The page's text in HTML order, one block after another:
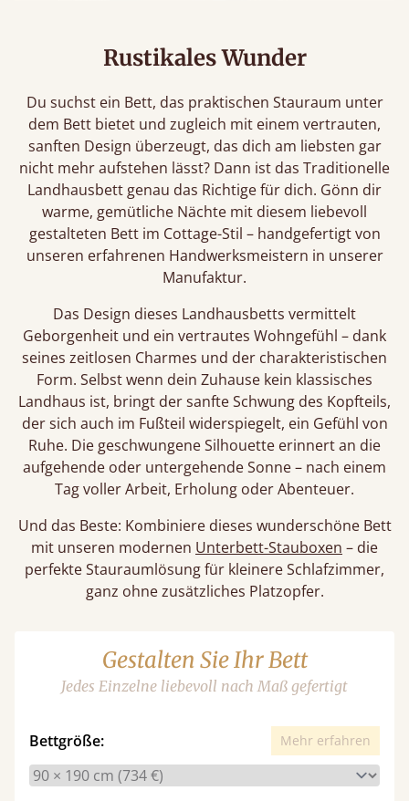
Rustikales Wunder
Du suchst ein Bett, das praktischen Stauraum unter
dem Bett bietet und zugleich mit einem vertrauten,
sanften Design überzeugt, das dich am liebsten gar
nicht mehr aufstehen lässt? Dann ist das Traditionelle
Landhausbett genau das Richtige für dich. Gönn dir
warme, gemütliche Nächte mit diesem liebevoll
gestalteten Bett im Cottage-Stil – handgefertigt von
unseren erfahrenen Handwerksmeistern in unserer
Manufaktur.
Das Design dieses Landhausbetts vermittelt
Geborgenheit und ein vertrautes Wohngefühl – dank
seines zeitlosen Charmes und der charakteristischen
Form. Selbst wenn dein Zuhause kein klassisches
Landhaus ist, bringt der sanfte Schwung des Kopfteils,
der sich auch im Fußteil widerspiegelt, ein Gefühl von
Ruhe. Die geschwungene Silhouette erinnert an die
aufgehende oder untergehende Sonne – nach einem
Tag voller Arbeit, Erholung oder Abenteuer.
Und das Beste: Kombiniere dieses wunderschöne Bett
mit unseren modernen Unterbett-Stauboxen – die
perfekte Stauraumlösung für kleinere Schlafzimmer,
ganz ohne zusätzliches Platzopfer.
Gestalten Sie Ihr Bett
Jedes Einzelne liebevoll nach Maß gefertigt
Bettgröße: Mehr erfahren